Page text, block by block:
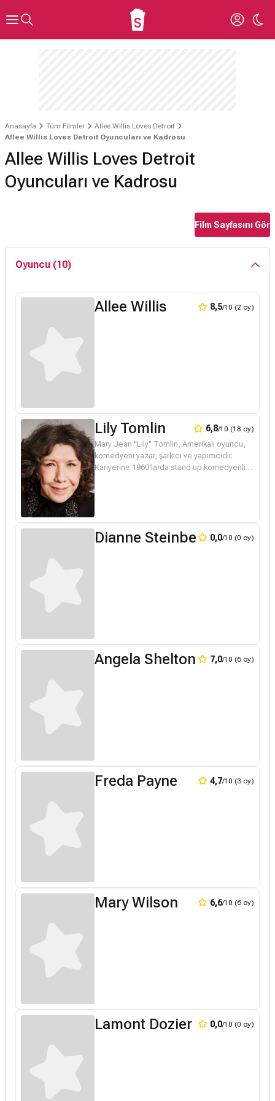
Anasayfa Tüm Filmler
Allee Willis Loves Detroit
Allee Willis Loves Detroit Oyuncuları ve Kadrosu
Allee Willis Loves Detroit
Oyuncuları ve Kadrosu
Film Sayfasını Gör
Oyuncu (10)
Allee Willis 8,5/10 (2 oy)
Lily Tomlin 6,8/10 (18 oy)
Mary Jean "Lily" Tomlin, Amerikalı oyuncu,
komedyeni yazar, şarkıcı ve yapımcıdır.
Kariyerine 1960'larda stand up komedyenliği
Dianne Steinberg 0,0/10 (0 oy)
Angela Shelton 7,0/10 (6 oy)
Freda Payne 4,7/10 (3 oy)
Mary Wilson 6,6/10 (6 oy)
Lamont Dozier 0,0/10 (0 oy)